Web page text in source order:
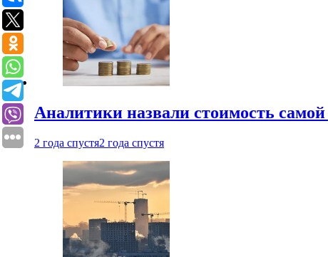
Аналитики назвали стоимость
2 года спустя2 года спустя